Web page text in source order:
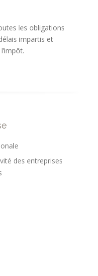
les obligations
impartis et
des entreprises